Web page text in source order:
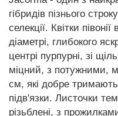
гібридів пізнього
селекції. Квітки
діаметрі, глибокого
центрі пурпурні, зі
міцний, з потужними,
см, які добре
підв'язки. Листочки
різьблені, з